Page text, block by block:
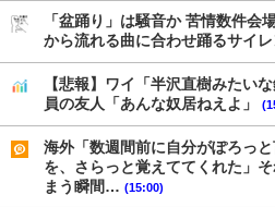
「盆踊り」は騒音か 苦情数件会
から流れる曲に合わせ踊るサイ
【悲報】ワイ「半沢直樹みたい
員の友人「あんな奴居ねえよ」
海外「数週間前に自分がぽろっ
を、さらっと覚えててくれた」
まう瞬間… (15:00)